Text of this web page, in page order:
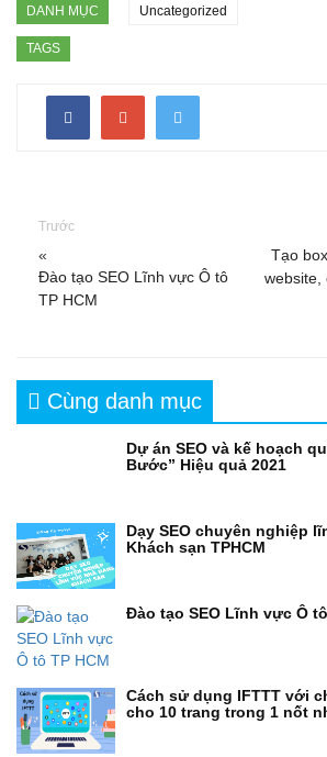
DANH MỤC Uncategorized
TAGS
Trước
«
Đào tạo SEO Lĩnh vực Ô tô
TP HCM
Tạo
website,
Cùng danh mục
Dự án SEO và kế hoạch
Bước” Hiệu quả 2021
Dạy SEO chuyên nghiệp
Khách sạn TPHCM
Đào tạo SEO Lĩnh vực Ô tô
Cách sử dụng IFTTT với
cho 10 trang trong 1 nốt